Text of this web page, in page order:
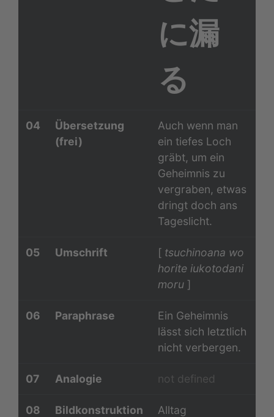
に漏
る
04
Übersetzung
(frei)
Auch wenn man
ein tiefes Loch
gräbt, um ein
Geheimnis zu
vergraben, etwas
dringt doch ans
Tageslicht.
05 Umschrift [ tsuchinoana wo
horite iukotodani
moru ]
06 Paraphrase
Ein Geheimnis
lässt sich letztlich
nicht verbergen.
07 Analogie not defined
08
Bildkonstruktion
Alltag